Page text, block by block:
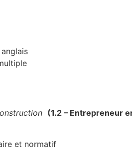
(1.2 – Entrepreneur
et normatif